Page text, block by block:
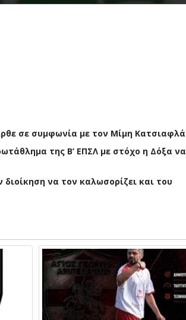
σε συμφωνία με τον Μίμη
της Β’ ΕΠΣΛ με στόχο η Δόξα να
να τον καλωσορίζει και του